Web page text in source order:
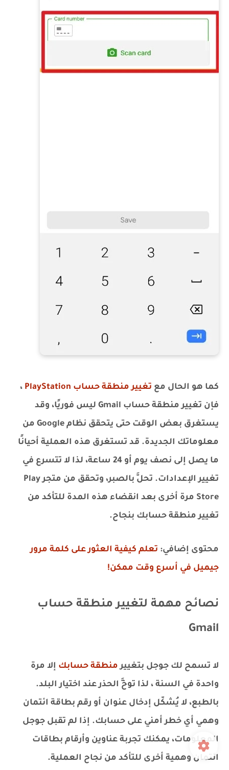
كما هو الحال مع تغيير منطقة حساب PlayStation
،
فإن تغيير منطقة حساب Gmail ليس فوريًا، وقد
يستغرق بعض الوقت حتى يتحقق نظام Google من
معلوماتك الجديدة. قد تستغرق هذه العملية أحيانًا
ما يصل إلى نصف يوم أو 24 ساعة، لذا لا تتسرع في
تغيير الإعدادات. تحلَّ بالصبر، وتحقق من متجر Play
Store مرة أخرى بعد انقضاء هذه المدة للتأكد من
تغيير منطقة حسابك بنجاح.
محتوى إضافي: تعلم كيفية العثور على كلمة مرور
جيميل في أسرع وقت ممكن!
نصائح مهمة لتغيير منطقة حساب
Gmail
لا تسمح لك جوجل بتغييرمنطقة حسابك إلا مرة
واحدة في السنة ، لذا توخَّ الحذر عند اختيار البلد.
بالطبع، لا يُشكّل إدخال عنوان أو رقم بطاقة ائتمان
وهمي أي خطر أمني على حسابك. إذا لم تقبل جوجل
المعلومات، يمكنك تجربة عناوين وأرقام بطاقات
ائتمان وهمية أخرى للتأكد من نجاح العملية.